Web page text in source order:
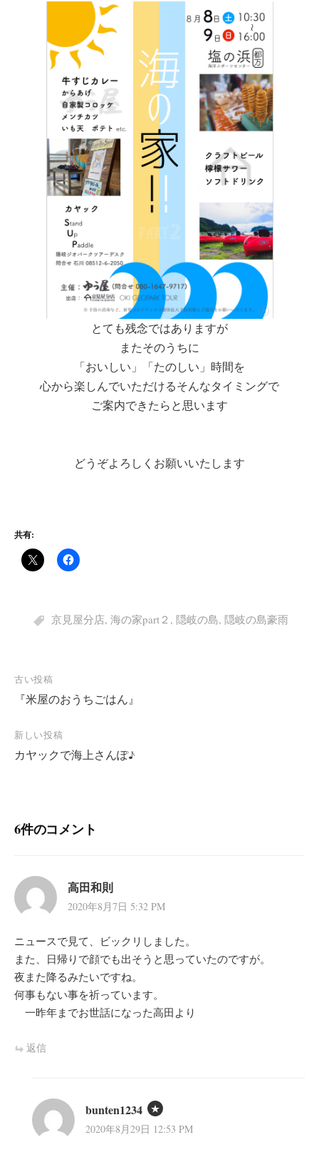
とても残念ではありますが
またそのうちに
「おいしい」「たのしい」時間を
心から楽しんでいただけるそんなタイミングで
ご案内できたらと思います
どうぞよろしくお願いいたします
共有:
京見屋分店, 海の家part２ , 隠岐の島, 隠岐の島豪雨
投
稿
ナ
ビ
ゲ
ョ
古い投稿
『米屋のおうちごはん』
新しい投稿
カヤックで海上さんぽ♪
6件のコメント
高田和則
2020年8月7日 5:32 PM
ニュースで見て、ビックリしました。
また、日帰りで顔でも出そうと思っていたのですが。
夜また降るみたいですね。
何事もない事を祈っています。
一昨年までお世話になった高田より
返信
bunten1234
2020年8月29日 12:53 PM